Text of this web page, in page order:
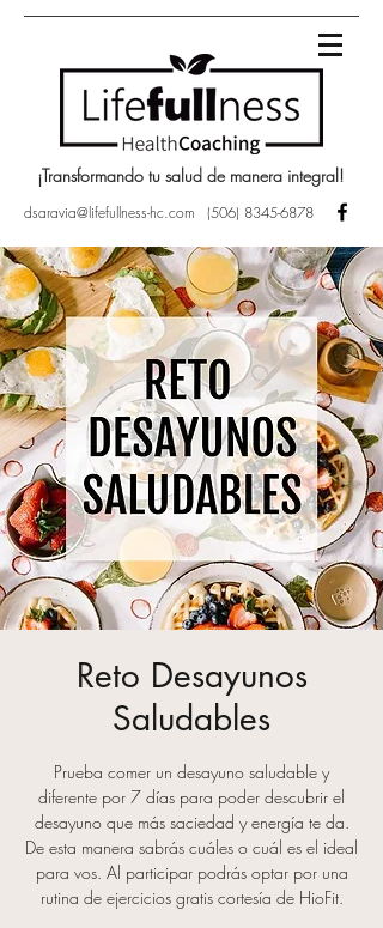
(506) 8345-6878
¡Transformando tu salud de manera integral!
dsaravia@lifefullness-hc.com
Reto Desayunos
Saludables
Prueba comer un desayuno saludable y
diferente por 7 días para poder descubrir el
desayuno que más saciedad y energía te da.
De esta manera sabrás cuáles o cuál es el ideal
para vos. Al participar podrás optar por una
rutina de ejercicios gratis cortesía de HioFit.